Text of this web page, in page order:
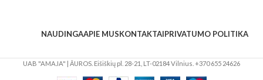
NAUDINGAAPIE MUSKONTAKTAIPRIVATUMO POLITIKA
UAB "AMAJA" | ĀUROS. Eišiškių pl. 28-21, LT-02184 Vilnius. +370 655 24626